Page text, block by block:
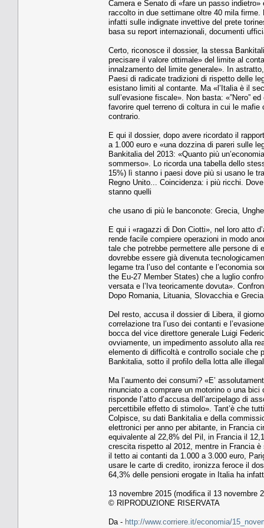
Camera e Senato di «fare un passo indietro»
raccolto in due settimane oltre 40 mila
infatti sulle indignate invettive del prete
basa su report internazionali, documenti
Certo, riconosce il dossier, la stessa
precisare il valore ottimale» del limite al
innalzamento del limite generale». In
Paesi di radicate tradizioni di rispetto delle
esistano limiti al contante. Ma «l’Italia è il
sull’evasione fiscale». Non basta: «”Nero”
favorire quel terreno di coltura in cui le
contrario.
E qui il dossier, dopo avere ricordato il
a 1.000 euro e «una dozzina di pareri sulle
Bankitalia del 2013: «Quanto più
sommerso». Lo ricorda una tabella dello
15%) lì stanno i paesi dove più si usano le
Regno Unito... Coincidenza: i più ricchi.
stanno quelli
che usano di più le banconote: Grecia,
E qui i «ragazzi di Don Ciotti», nel loro atto
rende facile compiere operazioni in modo
tale che potrebbe permettere alle persone di
dovrebbe essere già divenuta
legame tra l’uso del contante e l’economia
the Eu-27 Member States) che a luglio
versata e l’Iva teoricamente dovuta».
Dopo Romania, Lituania, Slovacchia e
Del resto, accusa il dossier di Libera, il
correlazione tra l’uso dei contanti e
bocca del vice direttore generale Luigi
ovviamente, un impedimento assoluto alla
elemento di difficoltà e controllo sociale che
Bankitalia, sotto il profilo della lotta alle
Ma l’aumento dei consumi? «E’
rinunciato a comprare un motorino o una
risponde l’atto d’accusa dell’arcipelago di
percettibile effetto di stimolo». Tant’è che
Colpisce, su dati Bankitalia e della
elettronici per anno per abitante, in Francia
equivalente al 22,8% del Pil, in Francia il
crescita rispetto al 2012, mentre in Francia
il tetto ai contanti da 1.000 a 3.000 euro,
usare le carte di credito, ironizza feroce il
64,3% delle pensioni erogate in Italia ha
13 novembre 2015 (modifica il 13 novembre
© RIPRODUZIONE RISERVATA
Da - http://www.corriere.it/economia/